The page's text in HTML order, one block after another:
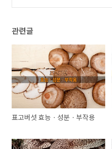
관련글
표고버섯 효능ㆍ성분ㆍ부작용